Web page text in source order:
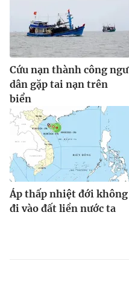
Cứu nạn thành công ngư
dân gặp tai nạn trên
biển
Áp thấp nhiệt đới không
đi vào đất liền nước ta